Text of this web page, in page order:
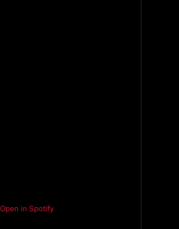
Open in Spotify